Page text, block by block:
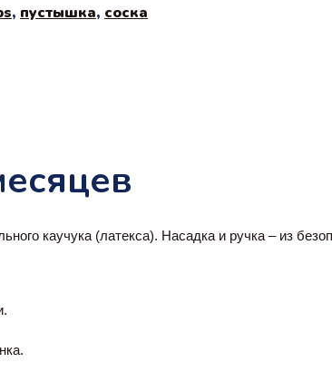
, пустышка, соска
каучука (латекса). Насадка и ручка – из